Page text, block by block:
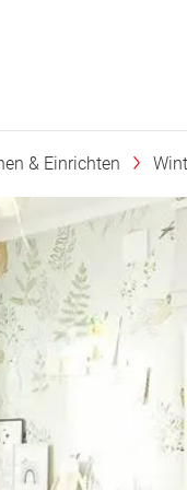
& Einrichten